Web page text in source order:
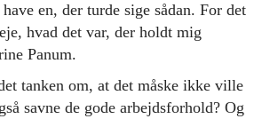
en, der turde sige sådan. For det
hvad det var, der holdt mig
Panum.
tanken om, at det måske ikke ville
savne de gode arbejdsforhold? Og